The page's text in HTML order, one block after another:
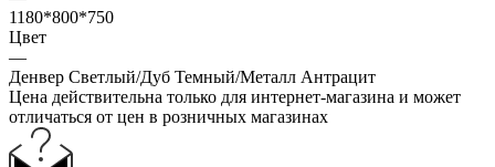
1180*800*750
Цвет
—
Денвер Светлый/Дуб Темный/Металл Антрацит
Цена действительна только для интернет-магазина и может
отличаться от цен в розничных магазинах